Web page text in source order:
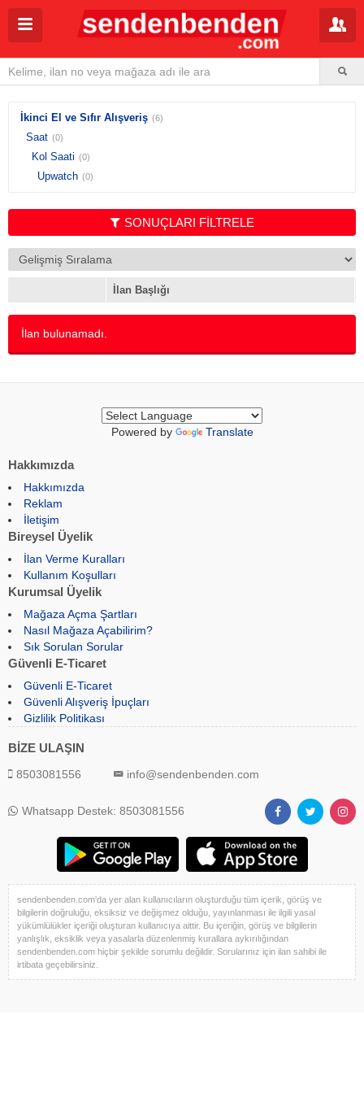
İkinci El ve Sıfır Alışveriş (6)
Saat (0)
Kol Saati (0)
Upwatch (0)
SONUÇLARI FİLTRELE
İlan Başlığı
İlan bulunamadı.
Powered by Translate
Hakkımızda
Hakkımızda
Reklam
İletişim
Bireysel Üyelik
İlan Verme Kuralları
Kullanım Koşulları
Kurumsal Üyelik
Mağaza Açma Şartları
Nasıl Mağaza Açabilirim?
Sık Sorulan Sorular
Güvenli E-Ticaret
Güvenli E-Ticaret
Güvenli Alışveriş İpuçları
Gizlilik Politikası
BİZE ULAŞIN
8503081556 info@sendenbenden.com
Whatsapp Destek: 8503081556
sendenbenden.com'da yer alan kullanıcıların oluşturduğu tüm içerik, görüş ve
bilgilerin doğruluğu, eksiksiz ve değişmez olduğu, yayınlanması ile ilgili yasal
yükümlülükler içeriği oluşturan kullanıcıya aittir. Bu içeriğin, görüş ve bilgilerin
yanlışlık, eksiklik veya yasalarla düzenlenmiş kurallara aykırılığından
sendenbenden.com hiçbir şekilde sorumlu değildir. Sorularınız için ilan sahibi ile
irtibata geçebilirsiniz.